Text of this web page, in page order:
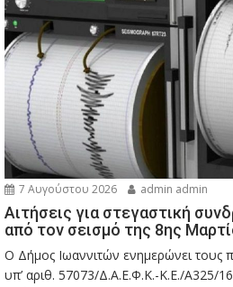
7 Αυγούστου 2026 admin admin
Αιτήσεις για στεγαστική
από τον σεισμό της 8ης
Ο Δήμος Ιωαννιτών ενημερώνει τους
υπ’ αριθ. 57073/Δ.Α.Ε.Φ.Κ.-Κ.Ε./Α325/